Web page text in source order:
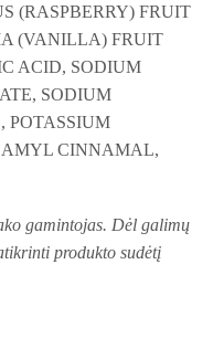
(RASPBERRY) FRUIT
(VANILLA) FRUIT
ACID, SODIUM
SODIUM
POTASSIUM
AMYL CINNAMAL,
gamintojas. Dėl galimų
produkto sudėtį